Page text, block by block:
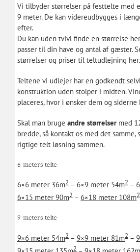
Vi tilbyder størrelser på festtelte med
9 meter. De kan videreudbygges i
efter.
Du kan uden tvivl finde en størrelse
passer til din have og antal af gæster.
størrelser og priser til teltudlejning her.
Teltene vi udlejer har en godkendt
konstruktion uden stolper i midten.
placeres, hvor i ønsker dem og siderne
Skal man bruge andre størrelsermed
bredde, så kontakt os med det samme,
rigtige telt løsning sammen.
6 meters telte
6×6 meter 36m2– 6×9 meter 54m2–
6×15 meter 90m2– 6×18 meter 108m2
9 meters telte
9×6 meter 54m2– 9×9 meter 81m2–
2